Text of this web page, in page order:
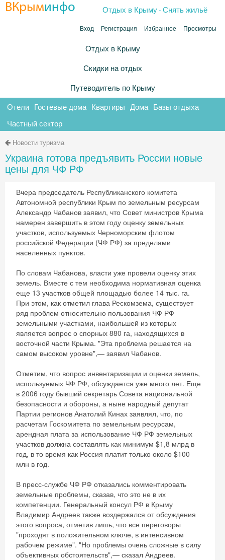
ВКрыминфо Отдых в Крыму .Снять жильё
Вход Регистрация Избранное Просмотры
Отдых в Крыму
Скидки на отдых
Путеводитель по Крыму
Отели Гостевые дома Квартиры Дома Базы отдыха
Частный сектор
Новости туризма
Украина готова предъявить России новые
цены для ЧФ РФ
Вчера председатель Республиканского комитета
Автономной республики Крым по земельным ресурсам
Александр Чабанов заявил, что Совет министров Крыма
намерен завершить в этом году оценку земельных
участков, используемых Черноморским флотом
российской Федерации (ЧФ РФ) за пределами
населенных пунктов.
По словам Чабанова, власти уже провели оценку этих
земель. Вместе с тем необходима нормативная оценка
еще 13 участков общей площадью более 14 тыс. га.
При этом, как отметил глава Рескомзема, существует
ряд проблем относительно пользования ЧФ РФ
земельными участками, наибольшей из которых
является вопрос о спорных 880 га, находящихся в
восточной части Крыма. "Эта проблема решается на
самом высоком уровне",— заявил Чабанов.
Отметим, что вопрос инвентаризации и оценки земель,
используемых ЧФ РФ, обсуждается уже много лет. Еще
в 2006 году бывший секретарь Совета национальной
безопасности и обороны, а ныне народный депутат
Партии регионов Анатолий Кинах заявлял, что, по
расчетам Госкомитета по земельным ресурсам,
арендная плата за использование ЧФ РФ земельных
участков должна составлять как минимум $1,8 млрд в
год, в то время как Россия платит только около $100
млн в год.
В пресс-службе ЧФ РФ отказались комментировать
земельные проблемы, сказав, что это не в их
компетенции. Генеральный консул РФ в Крыму
Владимир Андреев также воздержался от обсуждения
этого вопроса, отметив лишь, что все переговоры
"проходят в положительном ключе, в интенсивном
рабочем режиме". "Но проблемы очень сложные в силу
объективных обстоятельств",— сказал Андреев.